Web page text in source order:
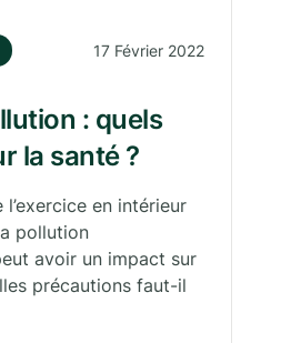
17 Février 2022
: quels
la santé ?
l’exercice en intérieur
pollution
avoir un impact sur
précautions faut-il